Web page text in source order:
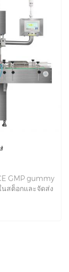
หนียวเหนียวสิทธิ
เครื่องนับขนม
cgmp/ce/sgs,
วอัตโนมัติเวลา